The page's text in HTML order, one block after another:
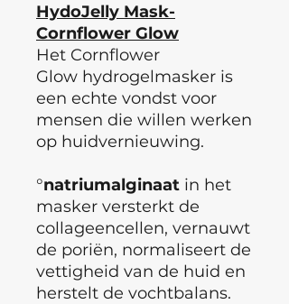
HydoJelly Mask-
Cornflower Glow
Het Cornflower
Glow hydrogelmasker is
een echte vondst voor
mensen die willen werken
op huidvernieuwing.
°natriumalginaat in het
masker versterkt de
collageencellen, vernauwt
de poriën, normaliseert de
vettigheid van de huid en
herstelt de vochtbalans.